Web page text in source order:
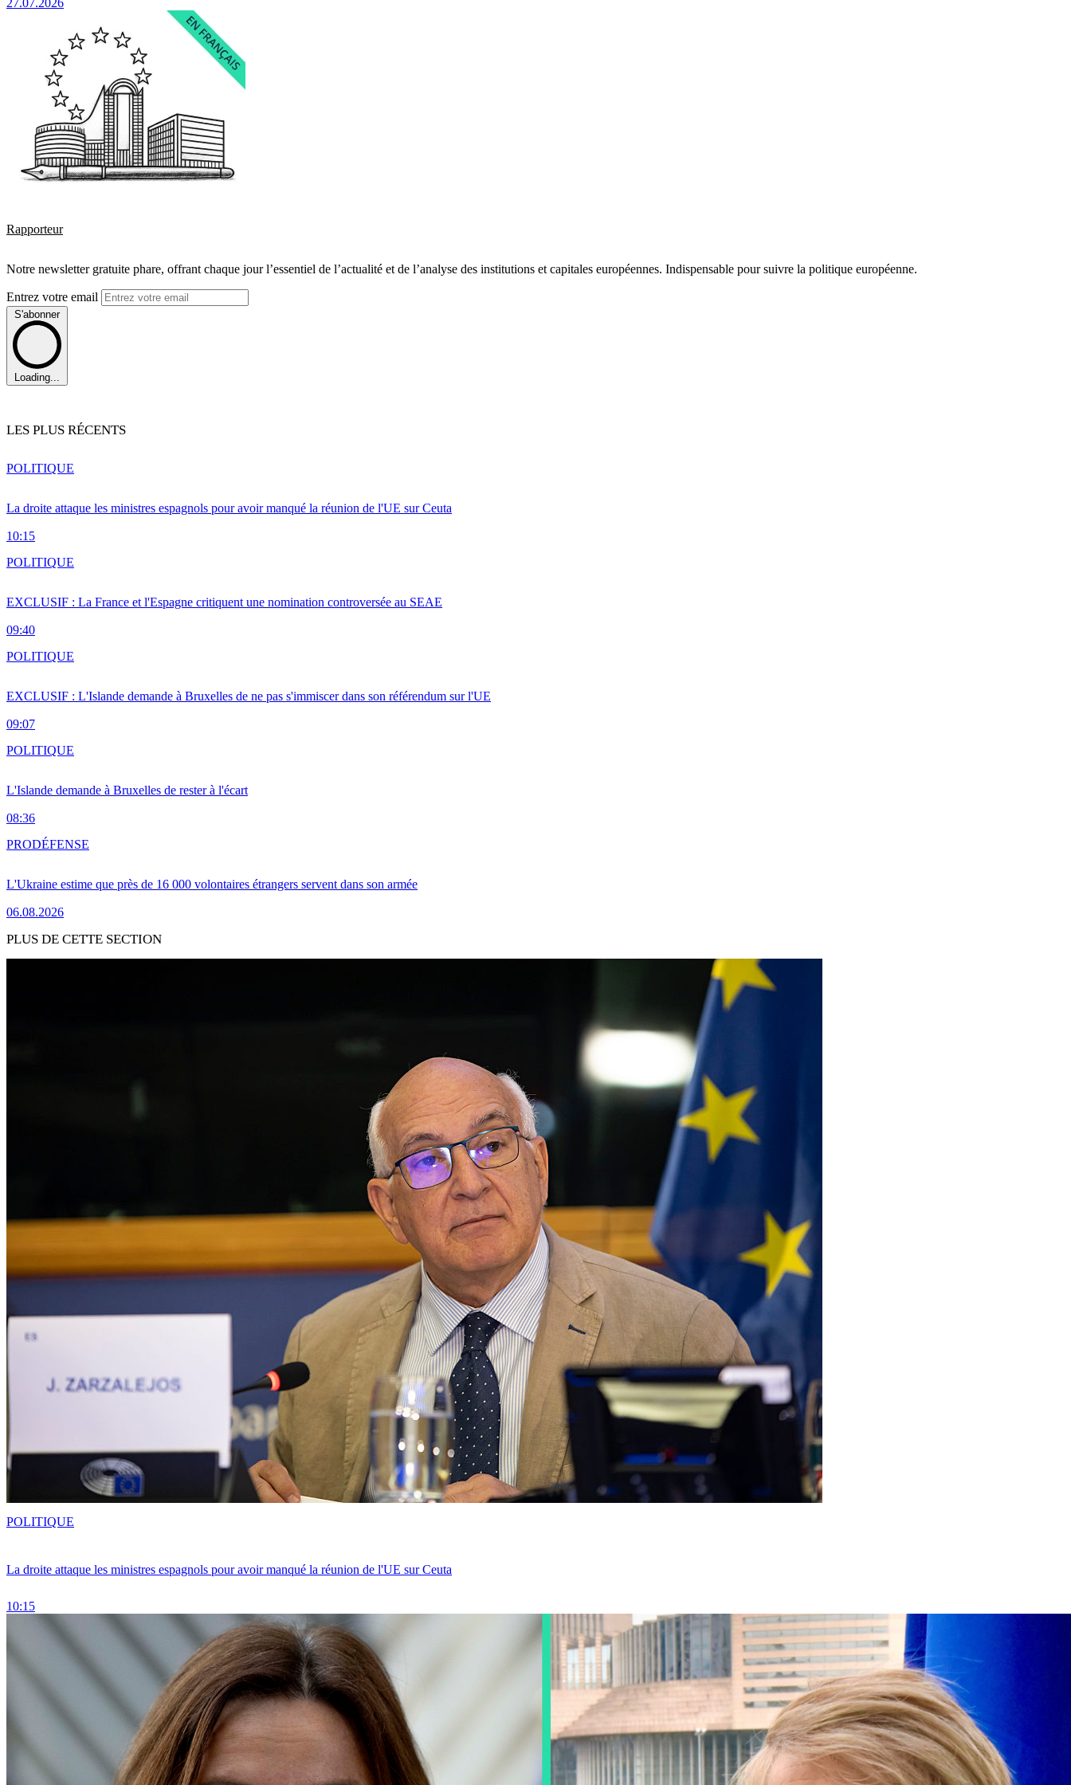
Rapporteur
Notre newsletter gratuite phare, offrant chaque jour l’essentiel de l’actualité et de l’analyse des institutions et capitales européennes. Indispensable pour suivre la politique européenne.
Entrez votre email
S'abonner
Loading...
LES PLUS RÉCENTS
La droite attaque les ministres espagnols pour avoir manqué la réunion de l'UE sur Ceuta
10:15
POLITIQUE
EXCLUSIF : La France et l'Espagne critiquent une nomination controversée au SEAE
09:40
POLITIQUE
EXCLUSIF : L'Islande demande à Bruxelles de ne pas s'immiscer dans son référendum sur l'UE
09:07
POLITIQUE
L'Islande demande à Bruxelles de rester à l'écart
08:36
POLITIQUE
L'Ukraine estime que près de 16 000 volontaires étrangers servent dans son armée
06.08.2026
PRODÉFENSE
PLUS DE CETTE SECTION
La droite attaque les ministres espagnols pour avoir manqué la réunion de l'UE sur Ceuta
10:15
POLITIQUE